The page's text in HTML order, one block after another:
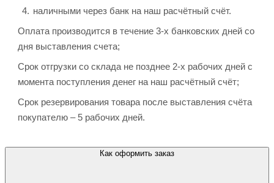
наличными через банк на наш расчётный счёт.
Оплата производится в течение 3-х банковских дней со
дня выставления счета;
Срок отгрузки со склада не позднее 2-х рабочих дней с
момента поступления денег на наш расчётный счёт;
Срок резервирования товара после выставления счёта
покупателю – 5 рабочих дней.
Как оформить заказ